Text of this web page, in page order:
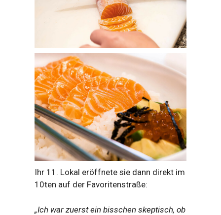
Ihr 11. Lokal eröffnete sie dann direkt im
10ten auf der Favoritenstraße:
„Ich war zuerst ein bisschen skeptisch, ob